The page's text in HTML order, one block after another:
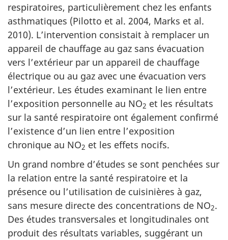
respiratoires, particulièrement chez les enfants
asthmatiques (Pilotto et al. 2004, Marks et al.
2010). L’intervention consistait à remplacer un
appareil de chauffage au gaz sans évacuation
vers l’extérieur par un appareil de chauffage
électrique ou au gaz avec une évacuation vers
l’extérieur. Les études examinant le lien entre
l’exposition personnelle au NO2 et les résultats
sur la santé respiratoire ont également confirmé
l’existence d’un lien entre l’exposition
chronique au NO2 et les effets nocifs.
Un grand nombre d’études se sont penchées sur
la relation entre la santé respiratoire et la
présence ou l’utilisation de cuisinières à gaz,
sans mesure directe des concentrations de NO2.
Des études transversales et longitudinales ont
produit des résultats variables, suggérant un